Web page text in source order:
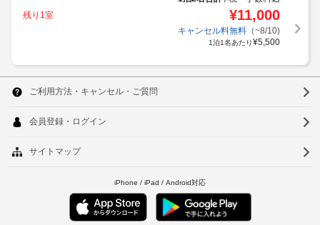
残り1室
¥11,000
キャンセル料無料（~8/10)
1泊1名あたり¥5,500